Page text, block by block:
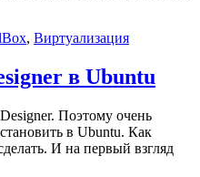
, Виртуализация
в Ubuntu
Поэтому очень
в Ubuntu. Как
И на первый взгляд